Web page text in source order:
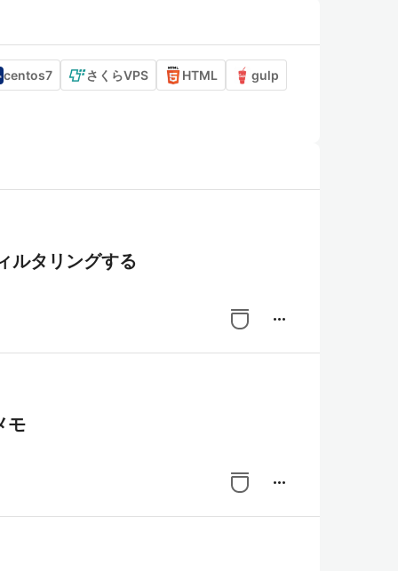
centos7 さくらVPS HTML gulp
ルタリングする
more_horiz
モ
more_horiz